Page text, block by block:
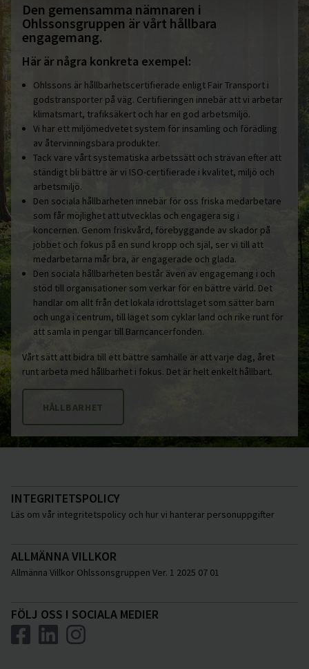
Den gemensamma nämnaren i
Ohlssonsgruppen är vårt hållbara
engagemang.
Här är några konkreta exempel:
Ohlssons är hållbarhetscertifierade enligt Fair Transport i
godstransporter på väg. Certifieringen innebär att vi arbetar
klimatsmart, trafiksäkert och har en god arbetsmiljö.
Vi har ett miljömedvetet system för insamling och förädling
av återvinningsbara produkter.
Tack vare vårt systematiska arbetssätt och strävan efter att
ständigt bli bättre är vi ISO-certifierade i kvalitet, miljö och
arbetsmiljö.
Den sociala hållbarheten innebär för oss friska medarbetare
som får möjlighet att utvecklas och engagera sig i
koncernen. Genom friskvård, förebyggande av skador på
jobbet och fokus på en sund kropp och själ, ser vi till att
medarbetarna mår bra, är engagerade och glada.
Den sociala hållbarheten består även av engagemang i och
stöd till organisationer som verkar för en bättre värld. Det
handlar om allt från det lokala idrottslaget som sätter barn
och unga i centrum, till laget som cyklar land och rike runt för
att samla in pengar till Barncancerfonden.
Vårt sätt att bidra till ett bättre samhälle är att varje dag, året
runt arbeta med hållbarhet i fokus. Det är helt enkelt hållbart.
HÅLLBARHET
INTEGRITETSPOLICY
Läs om vår integritetspolicy och hur vi hanterar personuppgifter
ALLMÄNNA VILLKOR
Allmänna Villkor Ohlssonsgruppen Ver. 1 2025 07 01
FÖLJ OSS I SOCIALA MEDIER